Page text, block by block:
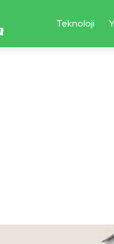
Teknoloji